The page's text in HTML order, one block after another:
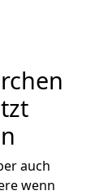
auch
wenn